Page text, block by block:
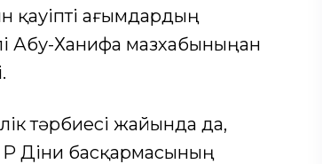
қауіпті ағымдардың
Абу-Ханифа мазхабыныңан
тәрбиесі жайында да,
Діни басқармасының